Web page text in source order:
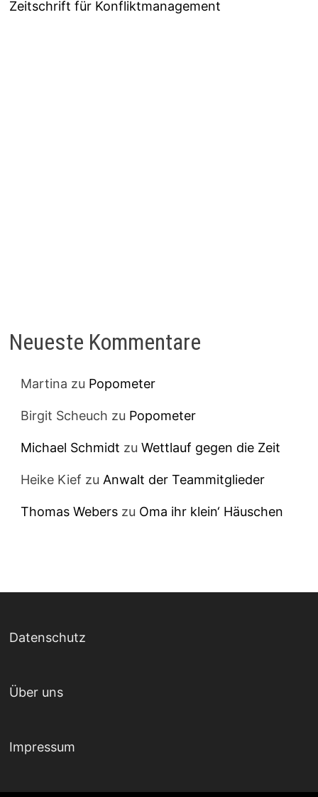
Zeitschrift für Konfliktmanagement
Neueste Kommentare
Martina zu Popometer
Birgit Scheuch zu Popometer
Michael Schmidt zuWettlauf gegen die Zeit
Heike Kief zu Anwalt der Teammitglieder
Thomas Webers zu Oma ihr klein‘ Häuschen
Datenschutz
Über uns
Impressum